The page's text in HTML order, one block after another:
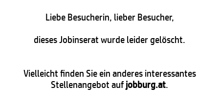
Liebe Besucherin, lieber Besucher,
dieses Jobinserat wurde leider gelöscht.
Vielleicht finden Sie ein anderes interessantes
Stellenangebot aufjobburg.at.